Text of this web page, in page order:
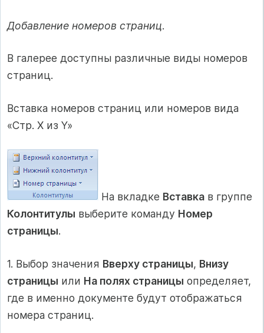
Добавление номеров страниц.
В галерее доступны различные виды номеров
страниц.
Вставка номеров страниц или номеров вида
«Стр. X из Y»
На вкладке Вставка в группе
Колонтитулы выберите команду Номер
страницы.
1. Выбор значения Вверху страницы, Внизу
страницы или На полях страницы определяет,
где в именно документе будут отображаться
номера страниц.